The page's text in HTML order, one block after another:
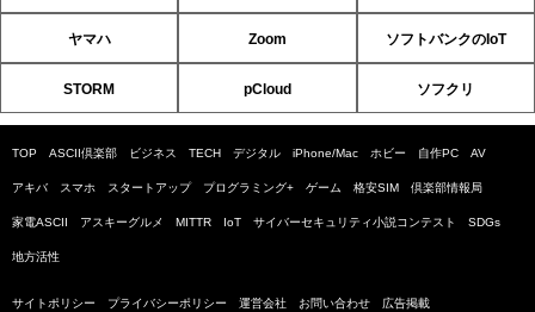
ヤマハ Zoom ソフトバンクのIoT
STORM pCloud ソフクリ
TOP ASCII倶楽部 ビジネス TECH デジタル iPhone/Mac ホビー 自作PC AV
アキバ スマホ スタートアップ プログラミング+ ゲーム 格安SIM 倶楽部情報局
家電ASCII アスキーグルメ MITTR IoT サイバーセキュリティ小説コンテスト SDGs
地方活性
サイトポリシー プライバシーポリシー 運営会社 お問い合わせ 広告掲載